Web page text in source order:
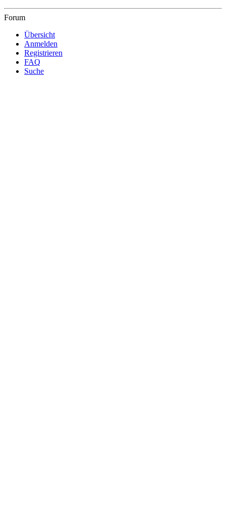
Forum
Übersicht
Anmelden
Registrieren
FAQ
Suche